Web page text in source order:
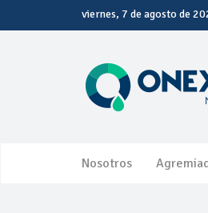
viernes, 7 de agosto de
Nosotros